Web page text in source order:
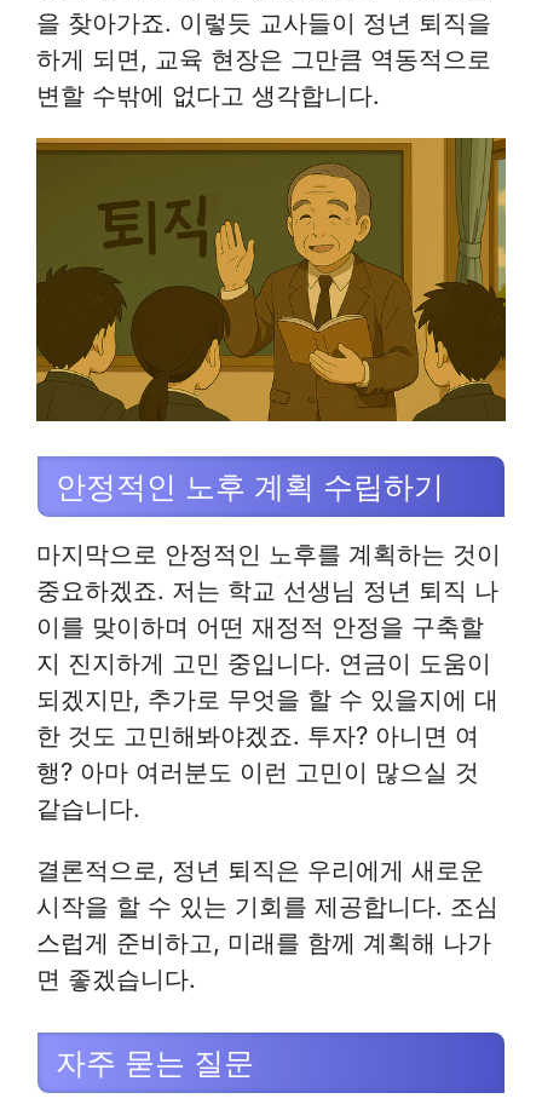
을 찾아가죠. 이렇듯 교사들이 정년 퇴직을
하게 되면, 교육 현장은 그만큼 역동적으로
변할 수밖에 없다고 생각합니다.
안정적인 노후 계획 수립하기
마지막으로 안정적인 노후를 계획하는 것이
중요하겠죠. 저는 학교 선생님 정년 퇴직 나
이를 맞이하며 어떤 재정적 안정을 구축할
지 진지하게 고민 중입니다. 연금이 도움이
되겠지만, 추가로 무엇을 할 수 있을지에 대
한 것도 고민해봐야겠죠. 투자? 아니면 여
행? 아마 여러분도 이런 고민이 많으실 것
같습니다.
결론적으로, 정년 퇴직은 우리에게 새로운
시작을 할 수 있는 기회를 제공합니다. 조심
스럽게 준비하고, 미래를 함께 계획해 나가
면 좋겠습니다.
자주 묻는 질문